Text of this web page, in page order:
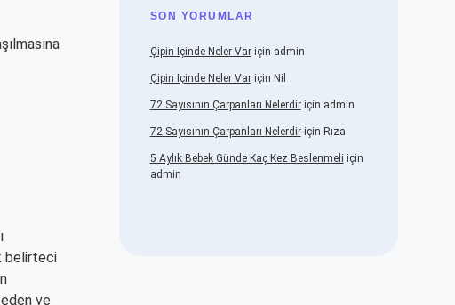
belirteci
ve
SON YORUMLAR
Çipin Içinde Neler Variçin admin
Çipin Içinde Neler Variçin Nil
72 Sayısının Çarpanları Nelerdiriçin admin
72 Sayısının Çarpanları Nelerdiriçin Rıza
5 Aylık Bebek Günde Kaç Kez Beslenmeli için
admin